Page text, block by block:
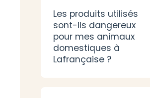
Les produits utilisés
sont-ils dangereux
pour mes animaux
domestiques à
Lafrançaise ?